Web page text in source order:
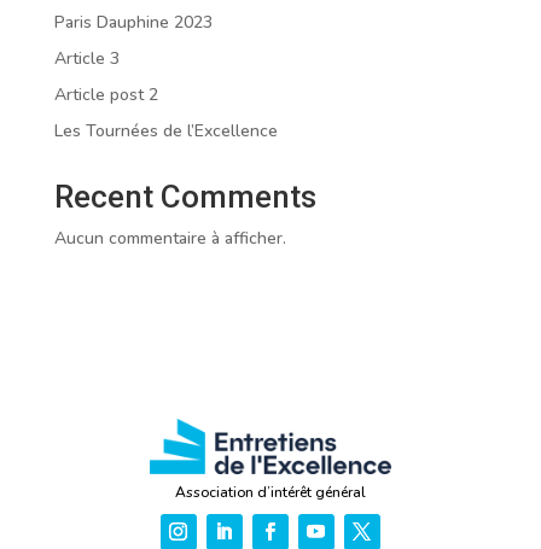
Paris Dauphine 2023
Article 3
Article post 2
Les Tournées de l’Excellence
Recent Comments
Aucun commentaire à afficher.
Association d’intérêt général